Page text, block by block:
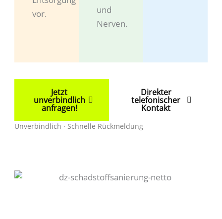
vor.
und
Nerven.
Jetzt
unverbindlich
anfragen!
Direkter
telefonischer
Kontakt
Unverbindlich · Schnelle Rückmeldung